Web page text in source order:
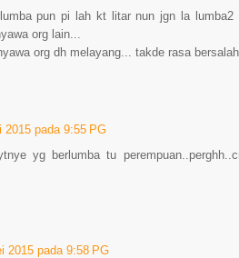
pun pi lah kt litar nun jgn la
org lain...
org dh melayang... takde rasa
2015 pada 9:55 PG
yg berlumba tu
2015 pada 9:58 PG